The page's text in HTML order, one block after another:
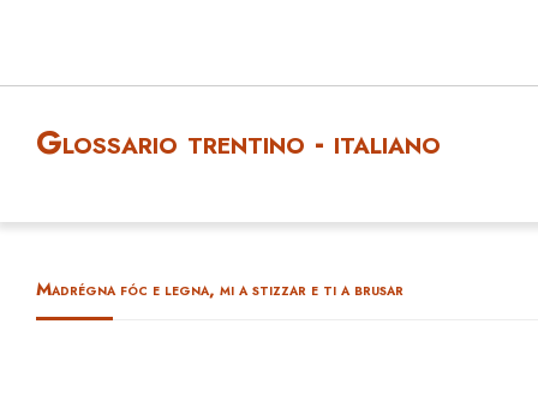
Glossario trentino - italiano
Madrégna fóc e legna, mi a stizzar e ti a brusar